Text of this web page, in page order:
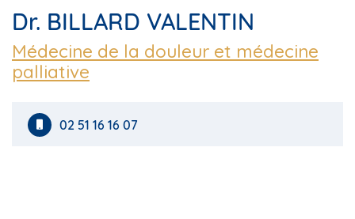
Dr. BILLARD VALENTIN
Médecine de la douleur et médecine
palliative
02 51 16 16 07